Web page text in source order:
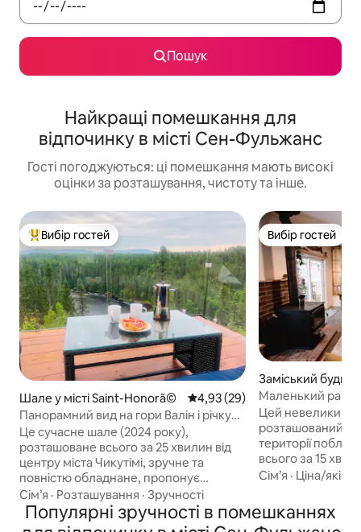
Пошук
Найкращі помешкання для
відпочинку в місті Сен-Фульжанс
Гості погоджуються: ці помешкання мають високі
оцінки за розташування, чистоту та інше.
Топ вибір гостей
Вибір гостей
Шале у місті Saint-Honorã© Середня оцінка: 4,93 з 5,
4,93 (29)
Панорамний вид на гори Валін і річку
Валін Сагеней
Це сучасне шале (2024 року),
розташоване всього за 25 хвилин від
центру міста Чикутімі, зручне та
повністю обладнане, пропонує
винятковий 360-градусний вид на
висоті 183 метри! Вікна та галереї з
4 сторін дозволяють захоплюватися
Сім’я · Розташування · Зручності
Вибір гостей
Вибір гостей
Заміський
aint-Fulgence
Маленький рай у
Цей невеликий
розташований у
території
всього за 15
Він ідеально
снігоступах
що оточує цей
Сім’я · Ціна/якість
Популярні зручності в помешканнях